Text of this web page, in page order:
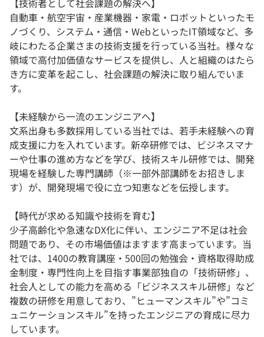
【技術者として社会課題の解決へ】
自動車・航空宇宙・産業機器・家電・ロボットといったモ
ノづくり、システム・通信・WebといったIT領域など、多
岐にわたる企業さまの技術支援を行っている当社。様々な
領域で高付加価値なサービスを提供し、人と組織のはたら
き方に変革を起こし、社会課題の解決に取り組んでいま
す。
【未経験から一流のエンジニアへ】
文系出身も多数採用している当社では、若手未経験への育
成支援に力を入れています。新卒研修では、ビジネスマナ
ーや仕事の進め方などを学び、技術スキル研修では、開発
現場を経験した専門講師（※一部外部講師をお招きしま
す）が、開発現場で役に立つ知恵などを伝授します。
【時代が求める知識や技術を育む】
少子高齢化や急速なDX化に伴い、エンジニア不足は社会
問題であり、その市場価値はますます高まっています。当
社では、1400の教育講座・500回の勉強会・資格取得助成
金制度・専門性向上を目指す事業部独自の「技術研修」、
社会人としての能力を高める「ビジネススキル研修」など
複数の研修を用意しており、”ヒューマンスキル”や”コミ
ュニケーションスキル”を持ったエンジニアの育成に尽力
しています。